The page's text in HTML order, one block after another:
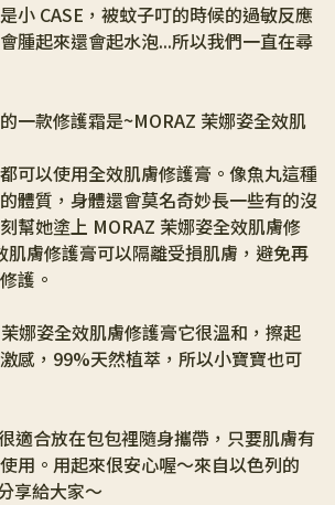
小 CASE，被蚊子叮的時候的過敏反應
腫起來還會起水泡...所以我們一直在尋
一款修護霜是~MORAZ 茉娜姿全效肌
可以使用全效肌膚修護膏。像魚丸這種
體質，身體還會莫名奇妙長一些有的沒
幫她塗上 MORAZ 茉娜姿全效肌膚修
肌膚修護膏可以隔離受損肌膚，避免再
護。
娜姿全效肌膚修護膏它很溫和，擦起
感，99%天然植萃，所以小寶寶也可
適合放在包包裡隨身攜帶，只要肌膚有
用。用起來佷安心喔～來自以色列的
享給大家～